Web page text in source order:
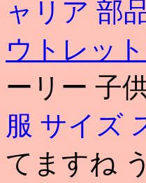
ャリア 部
ウトレッ
ーリー 子
服 サイズ
てますね